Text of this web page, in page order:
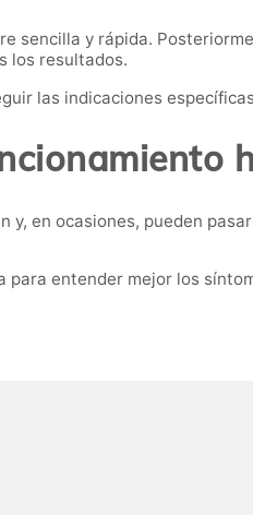
sencilla y rápida.
los resultados.
las indicaciones
y, en ocasiones, pueden
para entender mejor los